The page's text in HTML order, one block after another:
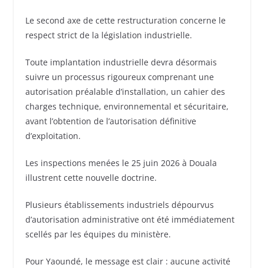
Le second axe de cette restructuration concerne le
respect strict de la législation industrielle.
Toute implantation industrielle devra désormais
suivre un processus rigoureux comprenant une
autorisation préalable d’installation, un cahier des
charges technique, environnemental et sécuritaire,
avant l’obtention de l’autorisation définitive
d’exploitation.
Les inspections menées le 25 juin 2026 à Douala
illustrent cette nouvelle doctrine.
Plusieurs établissements industriels dépourvus
d’autorisation administrative ont été immédiatement
scellés par les équipes du ministère.
Pour Yaoundé, le message est clair : aucune activité